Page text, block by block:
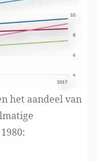
het aandeel van